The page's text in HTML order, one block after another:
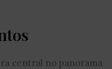
central no panorama